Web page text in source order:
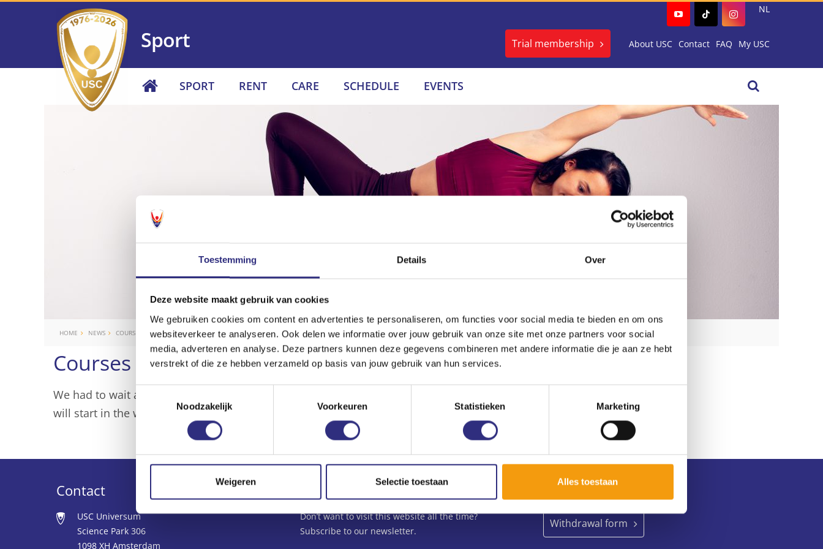
Toestemming Details Over
Deze website maakt gebruik van cookies
We gebruiken cookies om content en advertenties te personaliseren, om functies voor social media te bieden en om ons
websiteverkeer te analyseren. Ook delen we informatie over jouw gebruik van onze site met onze partners voor social
media, adverteren en analyse. Deze partners kunnen deze gegevens combineren met andere informatie die je aan ze hebt
verstrekt of die ze hebben verzameld op basis van jouw gebruik van hun services.
Toestemmingsselectie
Noodzakelijk
Voorkeuren Statistieken Marketing
Weigeren Selectie toestaan Alles toestaan
Sport
NL
Trial membership About USC Contact FAQ My USC
SPORT RENT CARE SCHEDULE EVENTS
HOME NEWS COURSES ARE STARTING AGAIN!
Read more news
Courses are starting again!
We had to wait a while, but we finally have a go for a new course period!
will start in the week of 30 November – that’s next week already. Check it out.
Contact
USC Universum
Science Park 306
1098 XH Amsterdam
Don’t want to visit this website all the time?
Subscribe to our newsletter.
Withdraw membership
Withdrawal form